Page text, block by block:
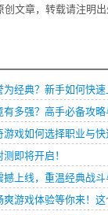
文章，转载请注明出
经典？新手如何快速
多强？高手必备攻略
戏如何选择职业与快
即将开启！
上线，重温经典战斗